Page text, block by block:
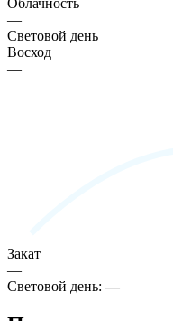
Облачность
—
Световой день
Восход
—
Закат
—
Световой день:—